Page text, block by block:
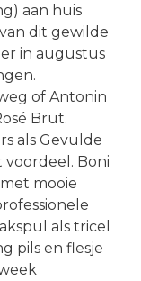
aan huis
dit gewilde
in augustus
of Antonin
Brut.
als Gevulde
voordeel. Boni
mooie
als tricel
pils en flesje